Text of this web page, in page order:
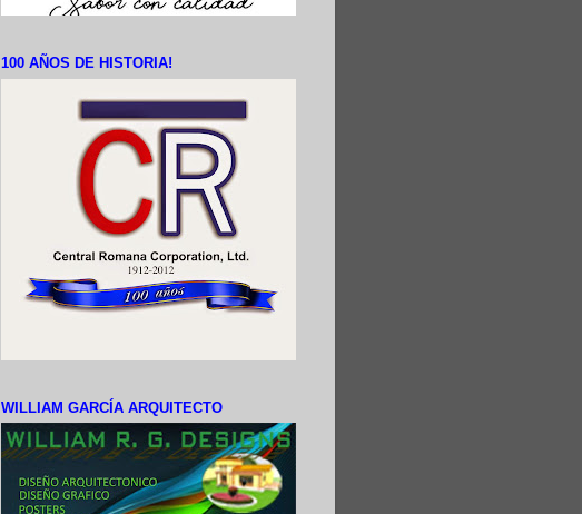
100 AÑOS DE HISTORIA!
WILLIAM GARCÍA ARQUITECTO